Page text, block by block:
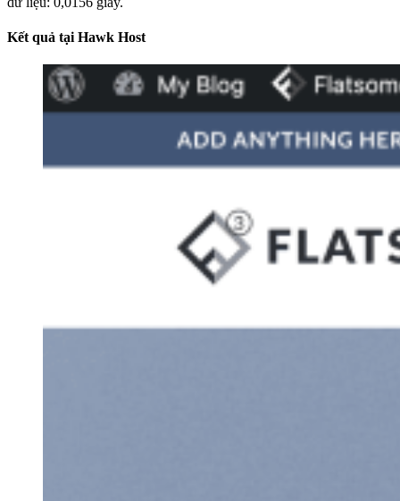
Kết quả tại Hawk Host